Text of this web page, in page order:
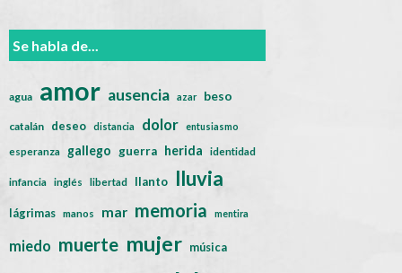
Se habla de...
agua amor ausencia azar beso
catalán deseo distancia dolor entusiasmo
esperanza gallego guerra herida identidad
infancia inglés libertad llanto lluvia
lágrimas manos mar memoria mentira
miedo muerte mujer música